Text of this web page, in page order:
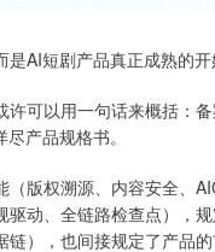
是AI短剧产品真正成熟的
许可以用一句话来概括：
产品规格书。
（版权溯源、内容安全、
驱动、全链路检查点），
链），也间接规定了产品